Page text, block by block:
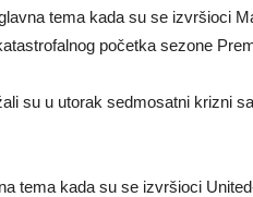
tema kada su se izvršioci
početka sezone
su u utorak sedmosatni krizni
tema kada su se izvršioci